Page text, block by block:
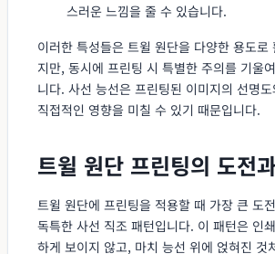
스러운 느낌을 줄 수 있습니다.
이러한 특성들은 트윌 원단을 다양한 용도로
지만, 동시에 프린팅 시 특별한 주의를 기울
니다. 사선 능선은 프린팅된 이미지의 선명
직접적인 영향을 미칠 수 있기 때문입니다.
트윌 원단 프린팅의 도전
트윌 원단에 프린팅을 적용할 때 가장 큰 도
독특한 사선 직조 패턴입니다. 이 패턴은 인
하게 보이지 않고, 마치 능선 위에 얹혀진 것